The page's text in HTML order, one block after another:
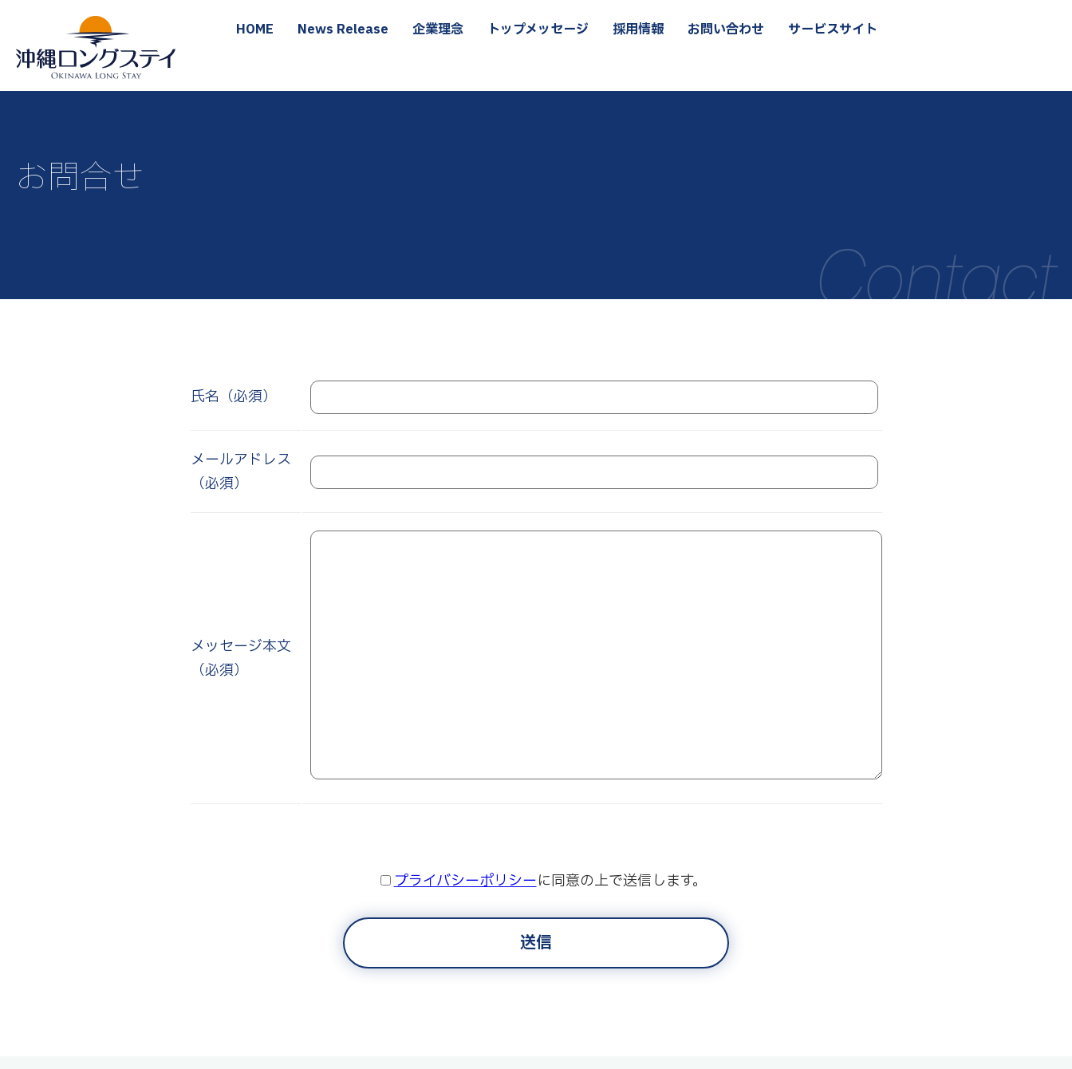
HOME
News Release
企業理念
トップメッセージ
採用情報
お問い合わせ
サービスサイト
お問合せ
Contact
氏名（必須）
メールアドレス
（必須）
メッセージ本文
（必須）
プライバシーポリシーに同意の上で送信します。